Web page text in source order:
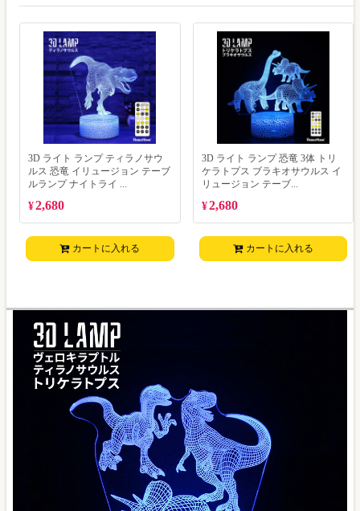
3D ライト ランプ ティラノサウ
ルス 恐竜 イリュージョン テーブ
ルランプ ナイトライ ...
¥2,680
カートに入れる
3D ライト ランプ 恐竜 3体 トリ
ケラトプス ブラキオサウルス イ
リュージョン テーブ...
¥2,680
カートに入れる